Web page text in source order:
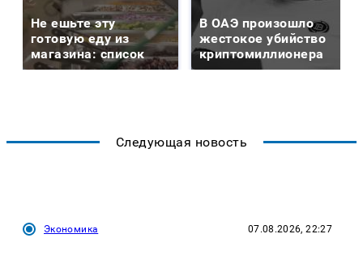
Не ешьте эту
готовую еду из
магазина: список
В ОАЭ произошло
жестокое убийство
криптомиллионера
Следующая новость
Экономика 07.08.2026, 22:27